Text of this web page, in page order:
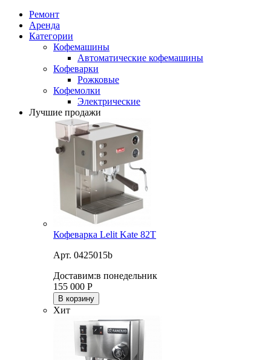
Ремонт
Аренда
Категории
Кофемашины
Автоматические кофемашины
Кофеварки
Рожковые
Кофемолки
Электрические
Лучшие продажи
Кофеварка Lelit Kate 82T
Арт. 0425015b
Доставим:в понедельник
155 000 Р
В корзину
Хит